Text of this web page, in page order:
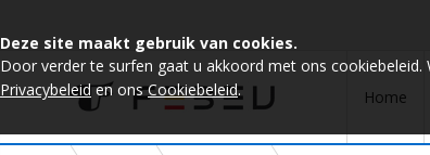
Home
Deze site maakt gebruik van cookies.
Door verder te surfen gaat u akkoord met ons
Privacybeleiden onsCookiebeleid.